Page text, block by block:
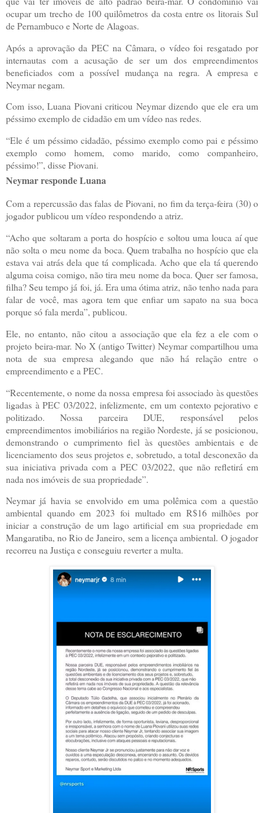
ocupar um trecho de 100 quilômetros da costa entre os litorais Sul
de Pernambuco e Norte de Alagoas.
Após a aprovação da PEC na Câmara, o vídeo foi resgatado por
internautas com a acusação de ser um dos empreendimentos
beneficiados com a possível mudança na regra. A empresa e
Neymar negam.
Com isso, Luana Piovani criticou Neymar dizendo que ele era um
péssimo exemplo de cidadão em um vídeo nas redes.
“Ele é um péssimo cidadão, péssimo exemplo como pai e péssimo
exemplo como homem, como marido, como companheiro,
péssimo!”, disse Piovani.
Neymar responde Luana
Com a repercussão das falas de Piovani, no fim da terça-feira (30) o
jogador publicou um vídeo respondendo a atriz.
“Acho que soltaram a porta do hospício e soltou uma louca aí que
não solta o meu nome da boca. Quem trabalha no hospício que ela
estava vai atrás dela que tá complicada. Acho que ela tá querendo
alguma coisa comigo, não tira meu nome da boca. Quer ser famosa,
filha? Seu tempo já foi, já. Era uma ótima atriz, não tenho nada para
falar de você, mas agora tem que enfiar um sapato na sua boca
porque só fala merda”, publicou.
Ele, no entanto, não citou a associação que ela fez a ele com o
projeto beira-mar. No X (antigo Twitter) Neymar compartilhou uma
nota de sua empresa alegando que não há relação entre o
empreendimento e a PEC.
“Recentemente, o nome da nossa empresa foi associado às questões
ligadas à PEC 03/2022, infelizmente, em um contexto pejorativo e
politizado. Nossa parceira DUE, responsável pelos
empreendimentos imobiliários na região Nordeste, já se posicionou,
demonstrando o cumprimento fiel às questões ambientais e de
licenciamento dos seus projetos e, sobretudo, a total desconexão da
sua iniciativa privada com a PEC 03/2022, que não refletirá em
nada nos imóveis de sua propriedade”.
Neymar já havia se envolvido em uma polêmica com a questão
ambiental quando em 2023 foi multado em R$16 milhões por
iniciar a construção de um lago artificial em sua propriedade em
Mangaratiba, no Rio de Janeiro, sem a licença ambiental. O jogador
recorreu na Justiça e conseguiu reverter a multa.